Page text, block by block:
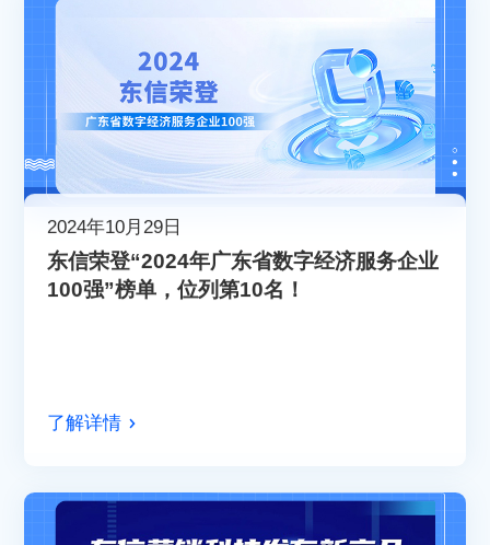
2024年10月29日
东信荣登“2024年广东省数字经济服务企业
100强”榜单，位列第10名！
了解详情